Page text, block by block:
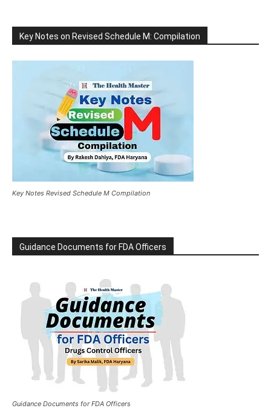
Key Notes on Revised Schedule M: Compilation
Key Notes Revised Schedule M Compilation
Guidance Documents for FDA Officers
Guidance Documents for FDA Officers